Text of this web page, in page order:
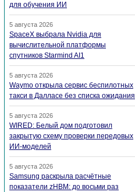
для обучения ИИ
5 августа 2026
SpaceX выбрала Nvidia для
вычислительной платформы
спутников Starmind AI1
5 августа 2026
Waymo открыла сервис беспилотных
такси в Далласе без списка ожидания
5 августа 2026
WIRED: Белый дом подготовил
закрытую схему проверки передовых
ИИ-моделей
5 августа 2026
Samsung раскрыла расчётные
показатели zHBM: до восьми раз